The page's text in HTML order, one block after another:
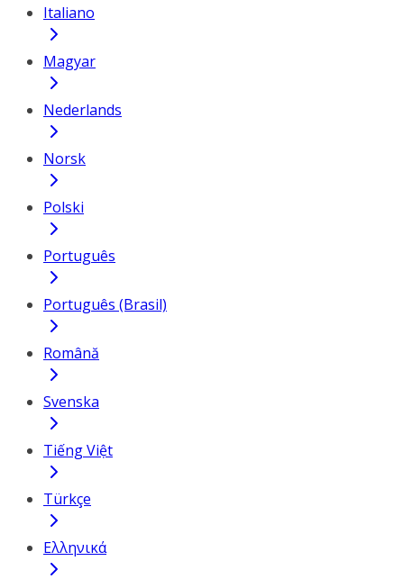
Italiano
Magyar
Nederlands
Norsk
Polski
Português
Português (Brasil)
Română
Svenska
Tiếng Việt
Türkçe
Ελληνικά